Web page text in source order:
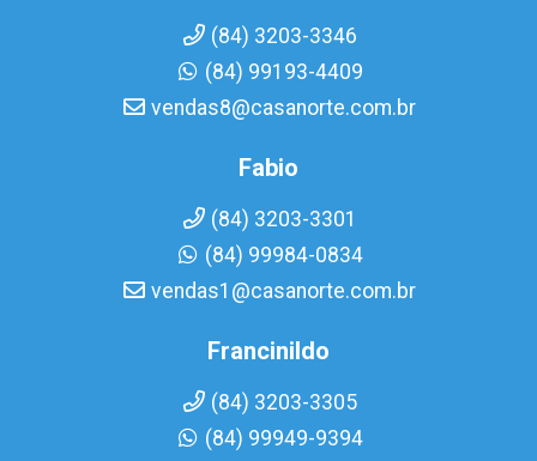
(84) 3203-3346
(84) 99193-4409
vendas8@casanorte.com.br
Fabio
(84) 3203-3301
(84) 99984-0834
vendas1@casanorte.com.br
Francinildo
(84) 3203-3305
(84) 99949-9394